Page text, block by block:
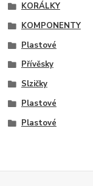
KORÁLKY
KOMPONENTY
Plastové
Přívěsky
Slzičky
Plastové
Plastové